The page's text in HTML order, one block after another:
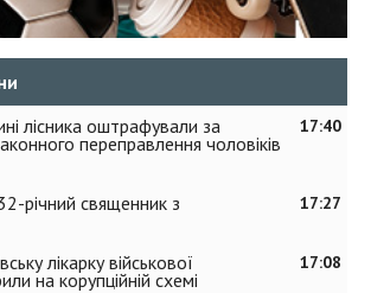
17:40
лісника оштрафували за
переправлення чоловіків
17:27
річний священник з
17:08
лікарку військової
на корупційній схемі